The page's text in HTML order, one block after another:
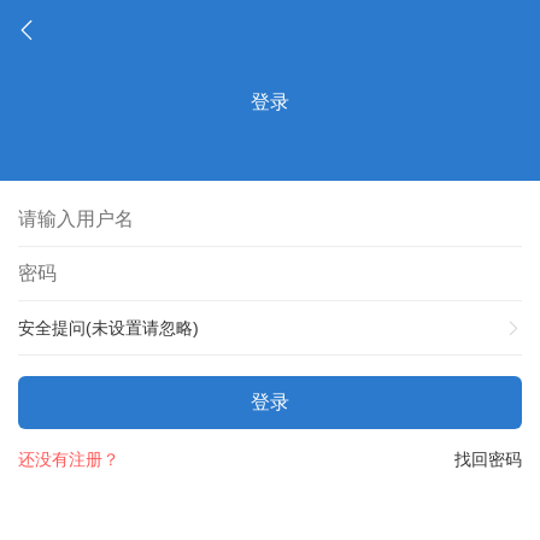
登录
安全提问(未设置请忽略)
登录
找回密码
还没有注册？